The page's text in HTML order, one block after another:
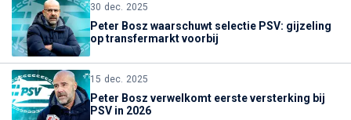
30 dec. 2025
Peter Bosz waarschuwt selectie PSV: gijzeling
op transfermarkt voorbij
15 dec. 2025
Peter Bosz verwelkomt eerste versterking bij
PSV in 2026